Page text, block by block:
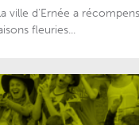
ville d'Ernée a
fleuries...